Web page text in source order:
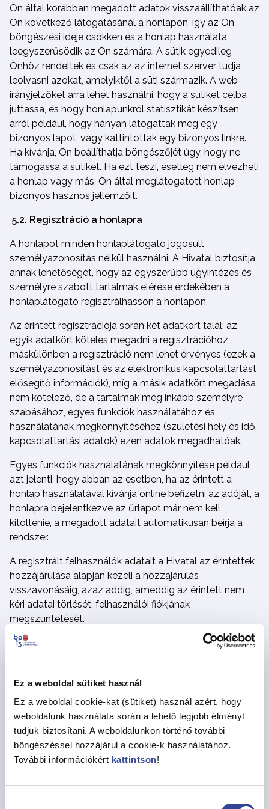
Ez a weboldal sütiket használ
Ez a weboldal cookie-kat (sütiket) használ azért, hogy
weboldalunk használata során a lehető legjobb élményt
tudjuk biztosítani. A weboldalunkon történő további
böngészéssel hozzájárul a cookie-k használatához.
További információkért kattintson!
Ön által korábban megadott adatok visszaállíthatóak az
Ön következő látogatásánál a honlapon, így az Ön
böngészési ideje csökken és a honlap használata
leegyszerűsödik az Ön számára. A sütik egyedileg
Önhöz rendeltek és csak az az internet szerver tudja
leolvasni azokat, amelyiktől a süti származik. A web-
irányjelzőket arra lehet használni, hogy a sütiket célba
juttassa, és hogy honlapunkról statisztikát készítsen,
arról például, hogy hányan látogattak meg egy
bizonyos lapot, vagy kattintottak egy bizonyos linkre.
Ha kívánja, Ön beállíthatja böngészőjét úgy, hogy ne
támogassa a sütiket. Ha ezt teszi, esetleg nem élvezheti
a honlap vagy más, Ön által meglátogatott honlap
bizonyos hasznos jellemzőit.
5.2. Regisztráció a honlapra
A honlapot minden honlaplátogató jogosult
személyazonosítás nélkül használni. A Hivatal biztosítja
annak lehetőségét, hogy az egyszerűbb ügyintézés és
személyre szabott tartalmak elérése érdekében a
honlaplátogató regisztrálhasson a honlapon.
Az érintett regisztrációja során két adatkört talál: az
egyik adatkört köteles megadni a regisztrációhoz,
máskülönben a regisztráció nem lehet érvényes (ezek a
személyazonosítást és az elektronikus kapcsolattartást
elősegítő információk), míg a másik adatkört megadása
nem kötelező, de a tartalmak még inkább személyre
szabásához, egyes funkciók használatához és
használatának megkönnyítéséhez (születési hely és idő,
kapcsolattartási adatok) ezen adatok megadhatóak.
Egyes funkciók használatának megkönnyítése például
azt jelenti, hogy abban az esetben, ha az érintett a
honlap használatával kívánja online befizetni az adóját, a
honlapra bejelentkezve az űrlapot már nem kell
kitöltenie, a megadott adatait automatikusan beírja a
rendszer.
A regisztrált felhasználók adatait a Hivatal az érintettek
hozzájárulása alapján kezeli a hozzájárulás
visszavonásáig, azaz addig, ameddig az érintett nem
kéri adatai törlését, felhasználói fiókjának
megszüntetését.
adatkezelés célja:
önkormányzati tevékenységgel
kapcsolatos nyilvánosság biztosítása, a
elérhetővé tétele
adatkezelés jogalapja:
a GDPR 6. cikk (1) a) pont
szerinti az érintett hozzájárulása
adattárolás határideje:az érintett törlési kérelméig,
azaz a felhasználói fiók felhasználó általi törléséig.
5.3. PartnerKártya igénylése